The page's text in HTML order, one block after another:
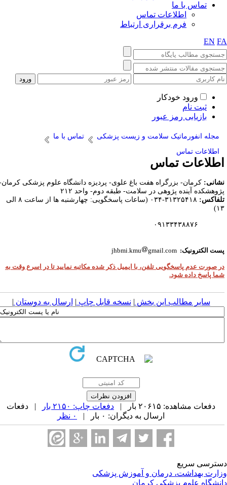
تماس با ما
اطلاعات تماس
فرم برقراری ارتباط
EN
ورود خودکار
ثبت نام
بازیابی رمز عبور
مجله انفورماتیک سلامت و زیست پزشکی
تماس با ما
اطلاعات تماس
تماس
کرمان- بزرگراه هفت باغ علوی- پردیزه دانشگاه علوم پزشکی کرمان-
آینده پژوهی در سلامت- طبقه دوم- واحد ۲۱۲
۳۱۳۲۵۴۱۸-۰۳۴ (ساعات پاسخگویی: چهارشنبه ها از ساعت ۸ الی
۰۹۱۳۳۴۳۸۸۷۶
الکترونیک: jhbmi.kmu gmail.com
صورت عدم پاسخگویی تلفن، با ایمیل ذکر شده مکاتبه نمایید تا در اسرع وقت به
پاسخ داده شود.
سایر مطالب این بخش | نسخه قابل چاپ| ارسال به دوستان|
دفعات مشاهده: ۲۰۶۱۵ بار | دفعات چاپ: ۲۱۵۰ بار
| دفعات
ارسال به دیگران: ۰ بار |
سریع
بهداشت، درمان و آموزش پزشکی
علوم پزشکی کرمان